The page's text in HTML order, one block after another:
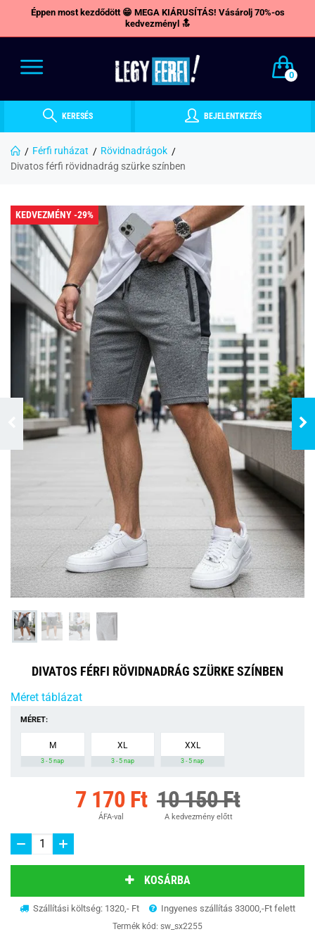
Éppen most kezdődött 😁 MEGA KIÁRUSÍTÁS! Vásárolj 70%-os
kedvezményl 🔝
0
KERESÉS BEJELENTKEZÉS
Férfi ruházat
Rövidnadrágok
Divatos férfi rövidnadrág szürke színben
KEDVEZMÉNY -29%
DIVATOS FÉRFI RÖVIDNADRÁG SZÜRKE SZÍNBEN
Méret táblázat
MÉRET:
M
3 - 5 nap
XL
3 - 5 nap
XXL
3 - 5 nap
7 170 Ft
ÁFA-val
10 150 Ft
A kedvezmény előtt
KOSÁRBA
Szállítási költség: 1320,- Ft Ingyenes szállítás 33000,-Ft felett
Termék kód: sw_sx2255